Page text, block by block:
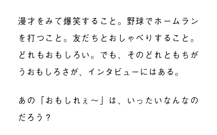
漫才をみて爆笑すること。野球でホームラン
を打つこと。友だちとおしゃべりすること。
どれもおもしろい。でも、そのどれともちが
うおもしろさが、インタビューにはある。
あの「おもしれぇ〜」は、いったいなんなの
だろう？